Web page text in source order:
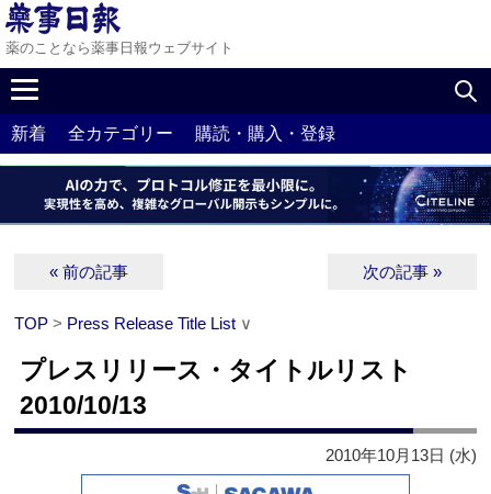
薬のことなら薬事日報ウェブサイト
新着 全カテゴリー 購読・購入・登録
« 前の記事 次の記事 »
TOP > Press Release Title List ∨
プレスリリース・タイトルリスト
2010/10/13
2010年10月13日 (水)